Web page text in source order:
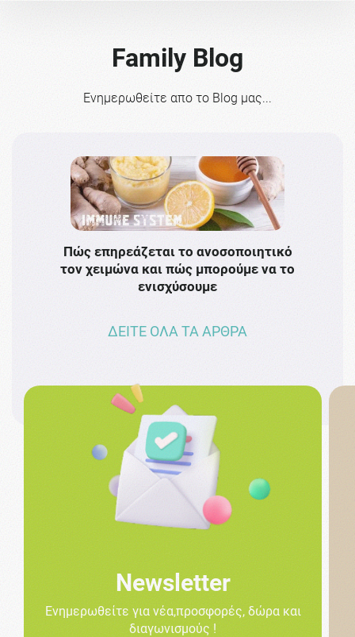
Family Blog
Ενημερωθείτε απο το Blog μας...
Πώς επηρεάζεται το ανοσοποιητικό
τον χειμώνα και πώς μπορούμε να το
ενισχύσουμε
ΔΕΙΤΕ ΟΛΑ ΤΑ ΑΡΘΡΑ
Newsletter
Ενημερωθείτε για νέα,προσφορές, δώρα και
διαγωνισμούς !